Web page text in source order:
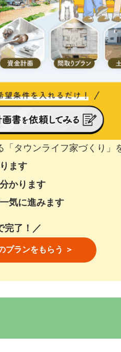
タウンライフ家づくり」
ます
かります
気に進みます
完了！／
プランをもらう ＞